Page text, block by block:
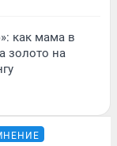
как мама в
золото на